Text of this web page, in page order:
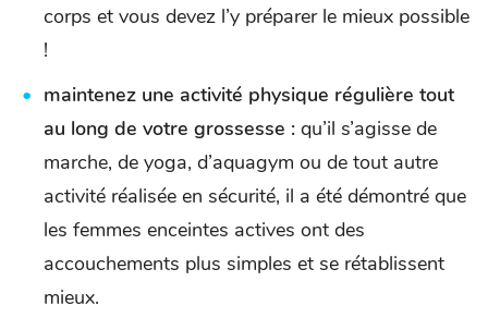
corps et vous devez l’y préparer le mieux possible
!
maintenez une activité physique régulière tout
au long de votre grossesse : qu’il s’agisse de
marche, de yoga, d’aquagym ou de tout autre
activité réalisée en sécurité, il a été démontré que
les femmes enceintes actives ont des
accouchements plus simples et se rétablissent
mieux.